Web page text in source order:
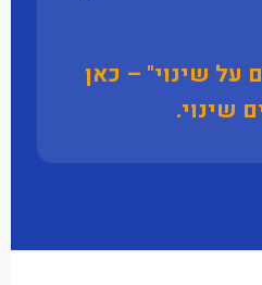
על שינוי" – כאן
שינוי.